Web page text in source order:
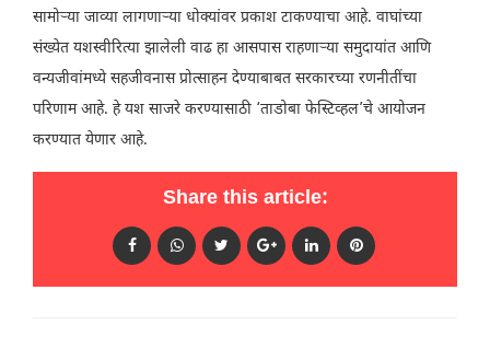
सामोऱ्या जाव्या लागणाऱ्या धोक्यांवर प्रकाश टाकण्याचा आहे. वाघांच्या
संख्येत यशस्वीरित्या झालेली वाढ हा आसपास राहणाऱ्या समुदायांत आणि
वन्यजीवांमध्ये सहजीवनास प्रोत्साहन देण्याबाबत सरकारच्या रणनीतींचा
परिणाम आहे. हे यश साजरे करण्यासाठी ‘ताडोबा फेस्टिव्हल’चे आयोजन
करण्यात येणार आहे.
Share this article: